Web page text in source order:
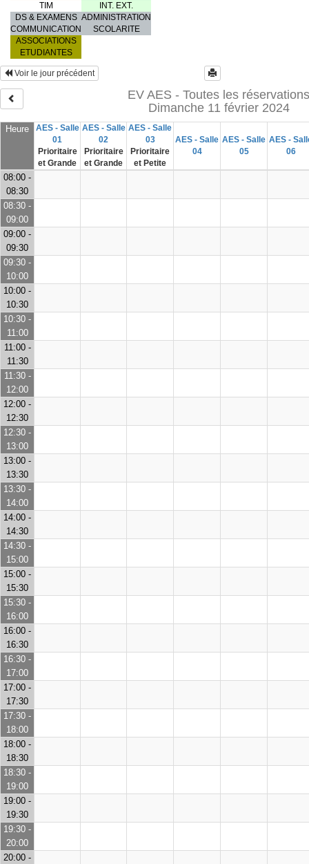
TIM
INT. EXT.
DS & EXAMENS ADMINISTRATION
COMMUNICATION
SCOLARITE
ASSOCIATIONS
ETUDIANTES
Heure
AES - Salle
01
Prioritaire
et Grande
AES - Salle
02
Prioritaire
et Grande
AES - Salle
03
Prioritaire
et Petite
AES - Salle
04
AES - Salle
05
AES -
06
Voir le jour précédent
EV AES - Toutes les réservations
Dimanche 11 février 2024
08:00 -
08:30
08:30 -
09:00
09:00 -
09:30
09:30 -
10:00
10:00 -
10:30
10:30 -
11:00
11:00 -
11:30
11:30 -
12:00
12:00 -
12:30
12:30 -
13:00
13:00 -
13:30
13:30 -
14:00
14:00 -
14:30
14:30 -
15:00
15:00 -
15:30
15:30 -
16:00
16:00 -
16:30
16:30 -
17:00
17:00 -
17:30
17:30 -
18:00
18:00 -
18:30
18:30 -
19:00
19:00 -
19:30
19:30 -
20:00
20:00 -